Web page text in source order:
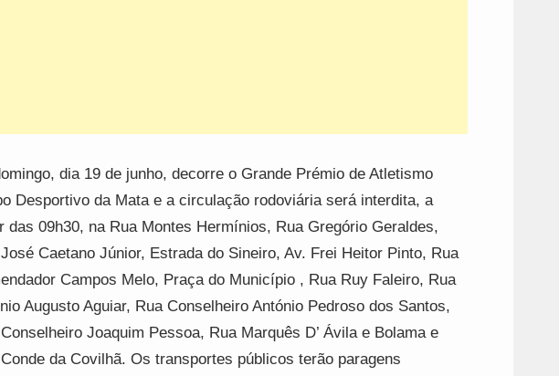
dia 19 de junho, decorre o Grande Prémio de Atletismo
Desportivo da Mata e a circulação rodoviária será interdita, a
das 09h30, na Rua Montes Hermínios, Rua Gregório Geraldes,
José Caetano Júnior, Estrada do Sineiro, Av. Frei Heitor Pinto, Rua
Campos Melo, Praça do Município , Rua Ruy Faleiro, Rua
Augusto Aguiar, Rua Conselheiro António Pedroso dos Santos,
Conselheiro Joaquim Pessoa, Rua Marquês D’ Ávila e Bolama e
Conde da Covilhã. Os transportes públicos terão paragens